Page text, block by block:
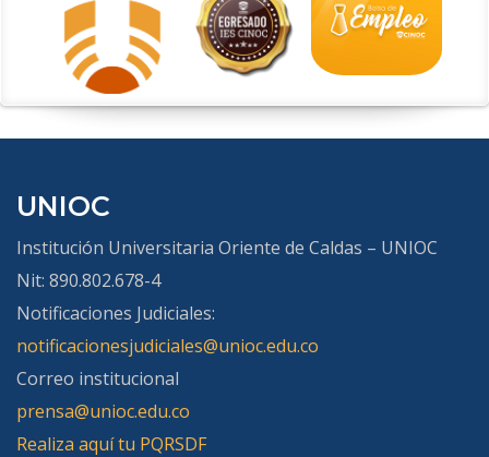
UNIOC
Institución Universitaria Oriente de Caldas – UNIOC
Nit: 890.802.678-4
Notificaciones Judiciales:
notificacionesjudiciales@unioc.edu.co
Correo institucional
prensa@unioc.edu.co
Realiza aquí tu PQRSDF